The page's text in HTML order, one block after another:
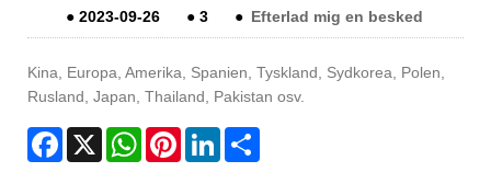
● 2023-09-26 ● 3 ● Efterlad mig en besked
Kina, Europa, Amerika, Spanien, Tyskland, Sydkorea, Polen,
Rusland, Japan, Thailand, Pakistan osv.
Facebook
X WhatsAppPinterestLinkedIn